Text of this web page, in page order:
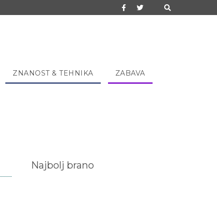
ZNANOST & TEHNIKA ZABAVA
Najbolj brano